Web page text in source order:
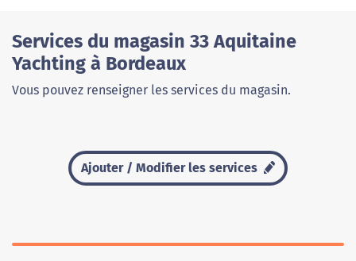
Services du magasin 33 Aquitaine
Yachting à Bordeaux
Vous pouvez renseigner les services du magasin.
Ajouter / Modifier les services